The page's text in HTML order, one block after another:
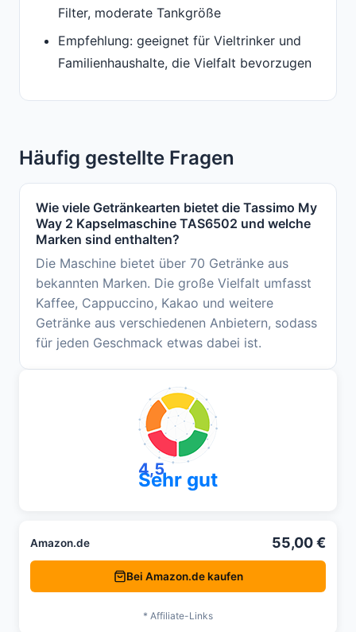
Filter, moderate Tankgröße
Empfehlung: geeignet für Vieltrinker und
Familienhaushalte, die Vielfalt bevorzugen
Häufig gestellte Fragen
Wie viele Getränkearten bietet die Tassimo My
Way 2 Kapselmaschine TAS6502 und welche
Marken sind enthalten?
Die Maschine bietet über 70 Getränke aus
bekannten Marken. Die große Vielfalt umfasst
Kaffee, Cappuccino, Kakao und weitere
Getränke aus verschiedenen Anbietern, sodass
für jeden Geschmack etwas dabei ist.
4,5
Sehr gut
Amazon.de 55,00 €
Bei Amazon.de kaufen
* Affiliate-Links